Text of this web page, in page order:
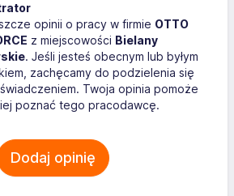
opinii o pracy w firmie OTTO
z miejscowości Bielany
. Jeśli jesteś obecnym lub byłym
zachęcamy do podzielenia się
Twoja opinia pomoże
poznać tego pracodawcę.
Dodaj opinię